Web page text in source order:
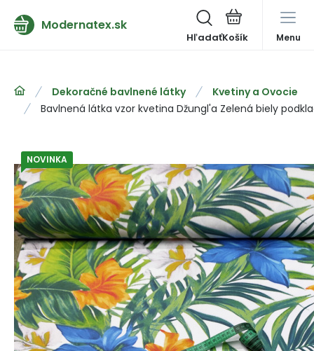
Modernatex.sk
Hľadať Menu
Dekoračné bavlnené látky
Kvetiny a Ovocie
Bavlnená látka vzor kvetina Džungl'a Zelená biely
NOVINKA